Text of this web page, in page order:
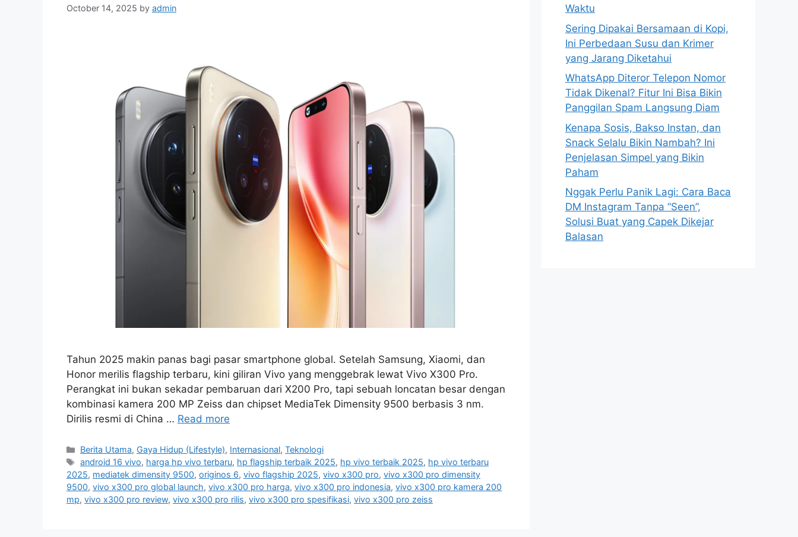
October 14, 2025 by admin
Tahun 2025 makin panas bagi pasar smartphone global. Setelah Samsung, Xiaomi, dan
Honor merilis flagship terbaru, kini giliran Vivo yang menggebrak lewat Vivo X300 Pro.
Perangkat ini bukan sekadar pembaruan dari X200 Pro, tapi sebuah loncatan besar dengan
kombinasi kamera 200 MP Zeiss dan chipset MediaTek Dimensity 9500 berbasis 3 nm.
Dirilis resmi di China … Read more
C
a
t
e
g
Berita Utama, Gaya Hidup (Lifestyle), Internasional,Teknologi
T
a
g
s
android 16 vivo, harga hp vivo terbaru, hp flagship terbaik 2025, hp vivo terbaik 2025, hp vivo terbaru
2025, mediatek dimensity 9500, originos 6, vivo flagship 2025, vivo x300 pro, vivo x300 pro dimensity
9500, vivo x300 pro global launch, vivo x300 pro harga, vivo x300 pro indonesia, vivo x300 pro kamera 200
mp, vivo x300 pro review, vivo x300 pro rilis, vivo x300 pro spesifikasi, vivo x300 pro zeiss
Waktu
Sering Dipakai Bersamaan di Kopi,
Ini Perbedaan Susu dan Krimer
yang Jarang Diketahui
WhatsApp Diteror Telepon Nomor
Tidak Dikenal? Fitur Ini Bisa Bikin
Panggilan Spam Langsung Diam
Kenapa Sosis, Bakso Instan, dan
Snack Selalu Bikin Nambah? Ini
Penjelasan Simpel yang Bikin
Paham
Nggak Perlu Panik Lagi: Cara Baca
DM Instagram Tanpa “Seen”,
Solusi Buat yang Capek Dikejar
Balasan